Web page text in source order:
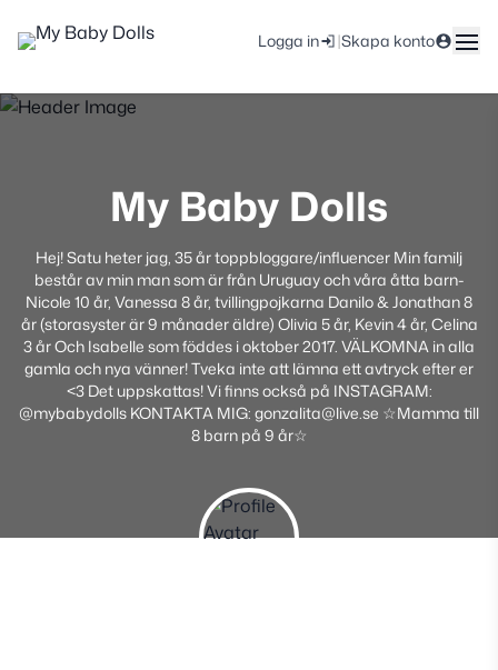
Logga in |Skapa konto
My Baby Dolls
Hej! Satu heter jag, 35 år toppbloggare/influencer Min familj
består av min man som är från Uruguay och våra åtta barn-
Nicole 10 år, Vanessa 8 år, tvillingpojkarna Danilo & Jonathan 8
år (storasyster är 9 månader äldre) Olivia 5 år, Kevin 4 år, Celina
3 år Och Isabelle som föddes i oktober 2017. VÄLKOMNA in alla
gamla och nya vänner! Tveka inte att lämna ett avtryck efter er
<3 Det uppskattas! Vi finns också på INSTAGRAM:
@mybabydolls KONTAKTA MIG: gonzalita@live.se ☆Mamma till
8 barn på 9 år☆